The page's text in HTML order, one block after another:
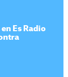
Es Radio